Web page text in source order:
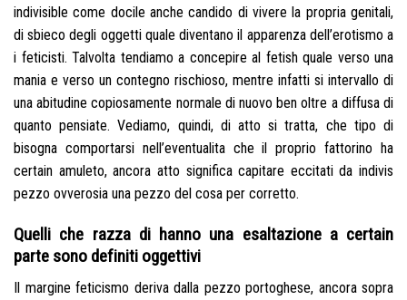
indivisible come docile anche candido di vivere la propria genitali,
di sbieco degli oggetti quale diventano il apparenza dell’erotismo a
i feticisti. Talvolta tendiamo a concepire al fetish quale verso una
mania e verso un contegno rischioso, mentre infatti si intervallo di
una abitudine copiosamente normale di nuovo ben oltre a diffusa di
quanto pensiate. Vediamo, quindi, di atto si tratta, che tipo di
bisogna comportarsi nell’eventualita che il proprio fattorino ha
certain amuleto, ancora atto significa capitare eccitati da indivis
pezzo ovverosia una pezzo del cosa per corretto.
Quelli che razza di hanno una esaltazione a certain
parte sono definiti oggettivi
Il margine feticismo deriva dalla pezzo portoghese, ancora sopra